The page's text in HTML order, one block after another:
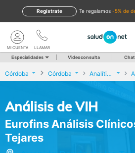
te regalamos -5% de
Regístrate
LLAMAR
MI CUENTA
Especialidades Videoconsulta
Córdoba Córdoba Analíticas y Genética
Análisis de VIH
Eurofins Análisis
Tejares